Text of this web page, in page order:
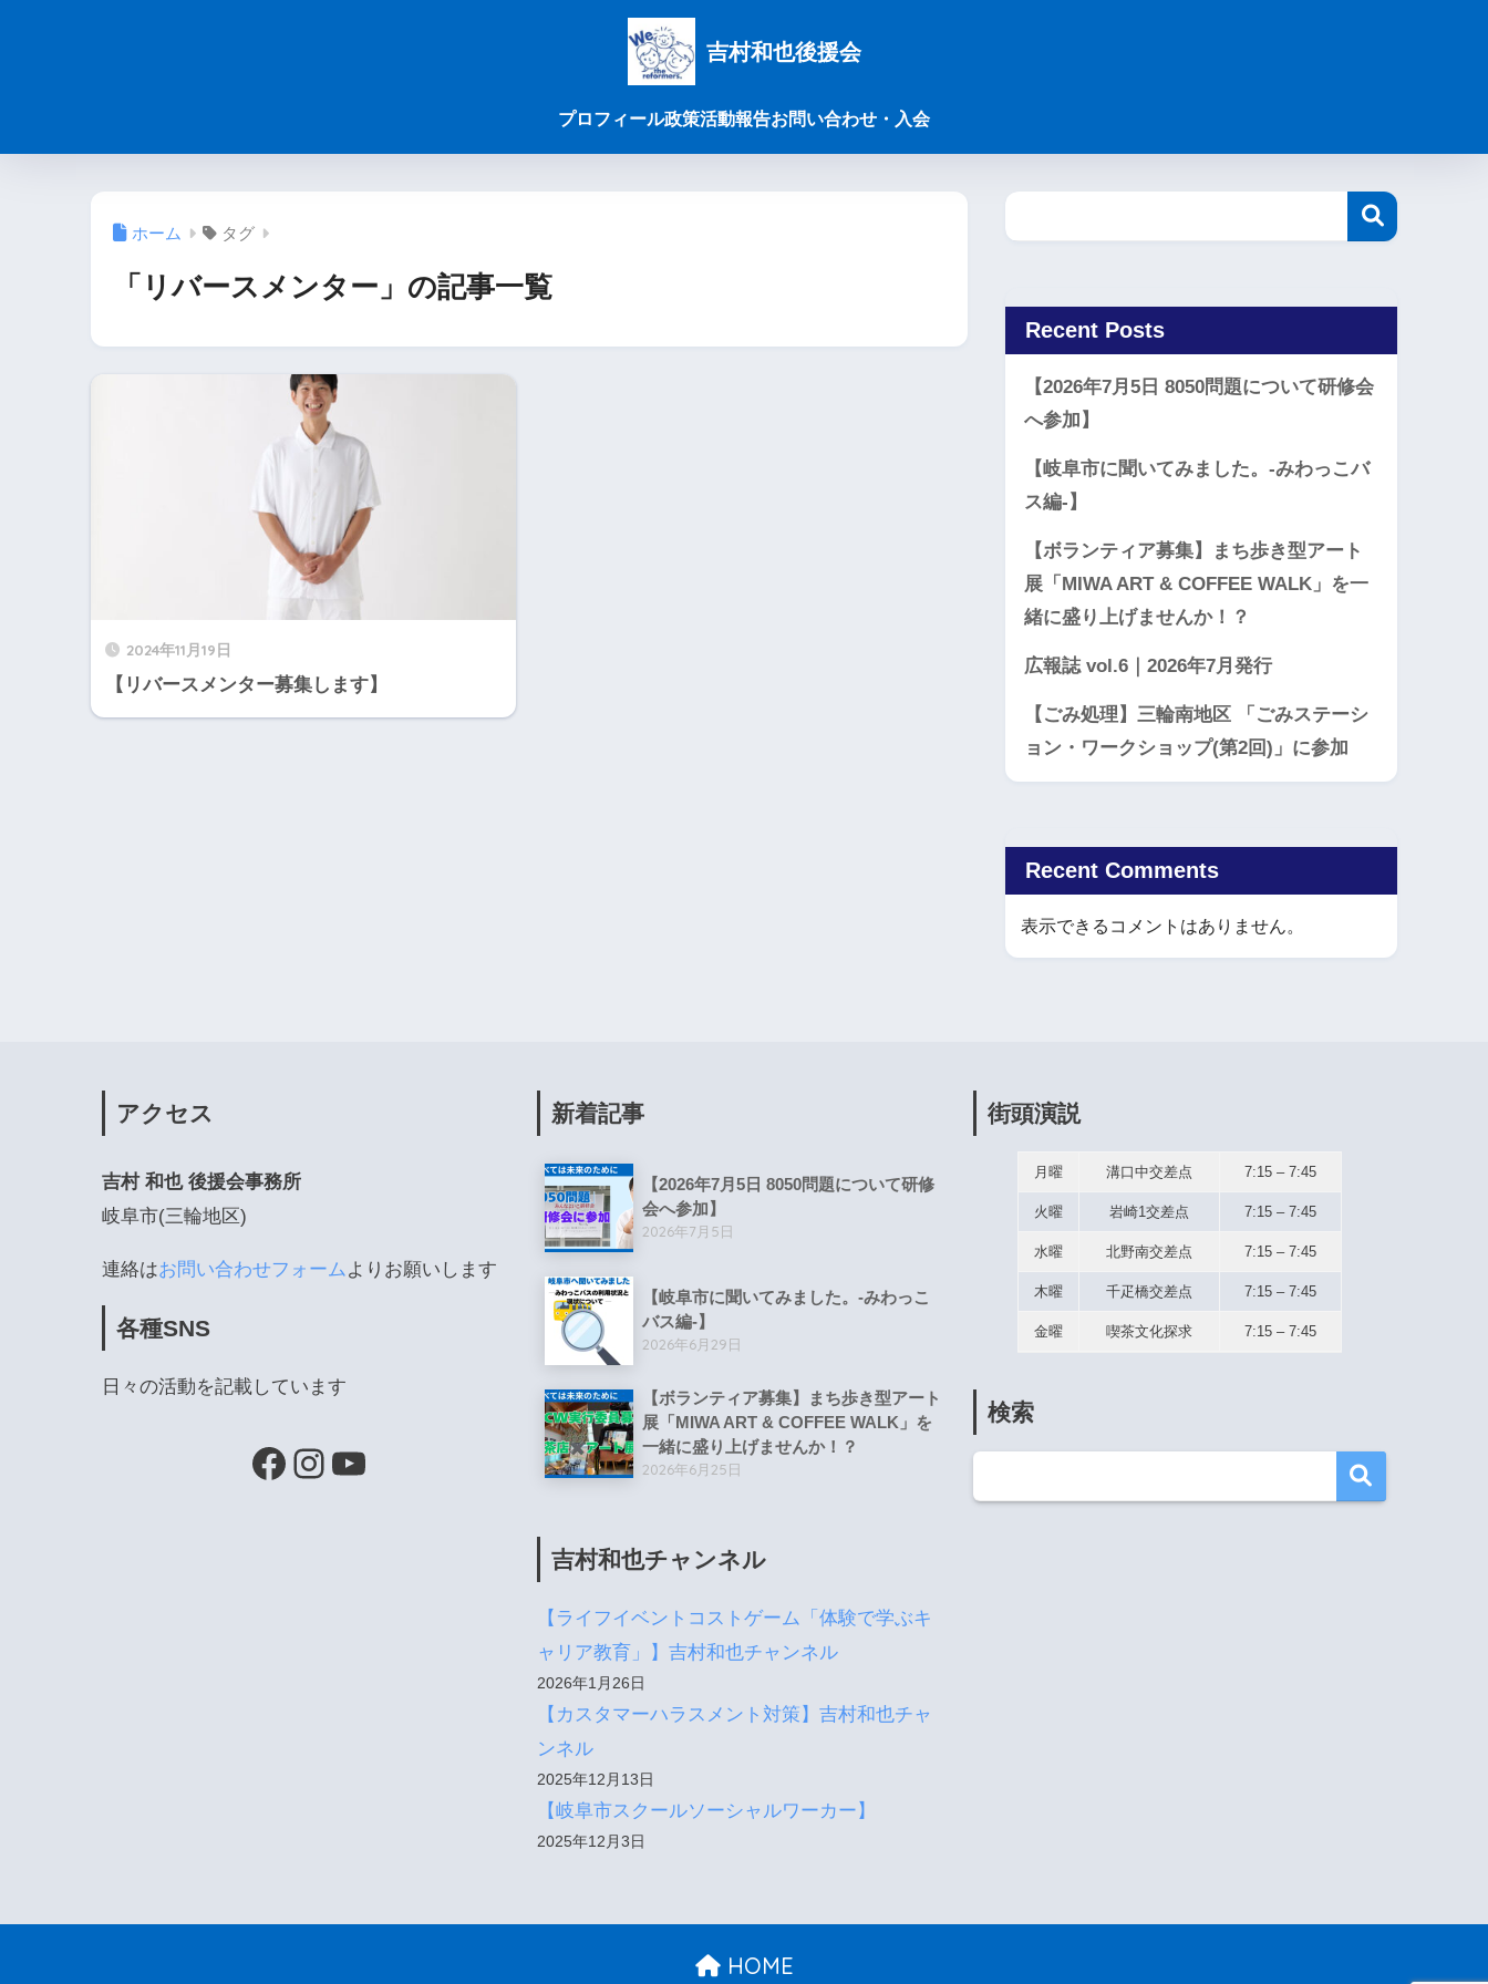
吉村和也後援会
プロフィール政策活動報告お問い合わせ・入会
ホーム タグ
「リバースメンター」の記事一覧
2024年11月19日
【リバースメンター募集します】
Recent Posts
【2026年7月5日 8050問題について研修会
へ参加】
【岐阜市に聞いてみました。-みわっこバ
ス編-】
【ボランティア募集】まち歩き型アート
展「MIWA ART & COFFEE WALK」を一
緒に盛り上げませんか！？
広報誌 vol.6｜2026年7月発行
【ごみ処理】三輪南地区 「ごみステーシ
ョン・ワークショップ(第2回)」に参加
Recent Comments
表示できるコメントはありません。
アクセス
吉村 和也 後援会事務所
岐阜市(三輪地区)
連絡はお問い合わせフォーム よりお願いします
各種SNS
日々の活動を記載しています
新着記事
【2026年7月5日 8050問題について研修
会へ参加】
2026年7月5日
【岐阜市に聞いてみました。-みわっこ
バス編-】
2026年6月29日
【ボランティア募集】まち歩き型アート
展「MIWA ART & COFFEE WALK」を
一緒に盛り上げませんか！？
2026年6月25日
吉村和也チャンネル
【ライフイベントコストゲーム「体験で学ぶキ
ャリア教育」】吉村和也チャンネル
2026年1月26日
【カスタマーハラスメント対策】吉村和也チャ
ンネル
2025年12月13日
【岐阜市スクールソーシャルワーカー】
2025年12月3日
街頭演説
月曜 溝口中交差点 7:15 – 7:45
火曜 岩崎1交差点 7:15 – 7:45
水曜 北野南交差点 7:15 – 7:45
木曜 千疋橋交差点 7:15 – 7:45
金曜 喫茶文化探求 7:15 – 7:45
検索
HOME